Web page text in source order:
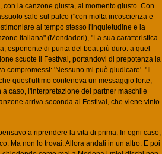
la canzone giusta, al momento giusto. Con
sale sul palco ("con molta incoscienza e
al tempo stesso l'inquietudine e la
italiana" (Mondadori), "La sua caratteristica
esponente di punta del beat più duro: a quel
scuote il Festival, portandovi di prepotenza la
'Nessuno mi può giudicare'. "Il
quest'ultimo conteneva un messaggio forte,
caso, l'interpretazione del partner maschile
arriva seconda al Festival, che viene vinto
a riprendere la vita di prima. In ogni caso,
Ma non lo trovai. Allora andati in un altro. E poi